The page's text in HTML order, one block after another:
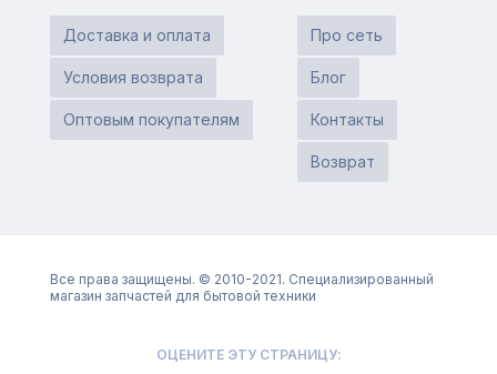
Доставка и оплата
Условия возврата
Оптовым покупателям
Про сеть
Блог
Контакты
Возврат
Все права защищены. © 2010-2021. Специализированный
магазин запчастей для бытовой техники
ОЦЕНИТЕ ЭТУ СТРАНИЦУ: